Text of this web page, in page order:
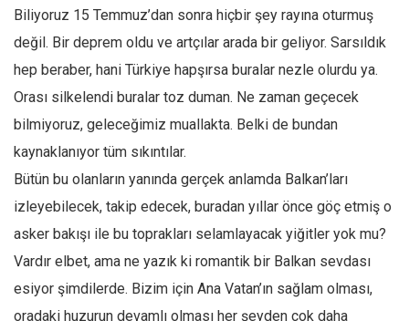
Biliyoruz 15 Temmuz’dan sonra hiçbir şey rayına oturmuş
değil. Bir deprem oldu ve artçılar arada bir geliyor. Sarsıldık
hep beraber, hani Türkiye hapşırsa buralar nezle olurdu ya.
Orası silkelendi buralar toz duman. Ne zaman geçecek
bilmiyoruz, geleceğimiz muallakta. Belki de bundan
kaynaklanıyor tüm sıkıntılar.
Bütün bu olanların yanında gerçek anlamda Balkan’ları
izleyebilecek, takip edecek, buradan yıllar önce göç etmiş o
asker bakışı ile bu toprakları selamlayacak yiğitler yok mu?
Vardır elbet, ama ne yazık ki romantik bir Balkan sevdası
esiyor şimdilerde. Bizim için Ana Vatan’ın sağlam olması,
oradaki huzurun devamlı olması her şeyden çok daha